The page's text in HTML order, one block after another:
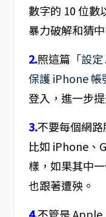
數字的 10 位數
暴力破解和猜中
2.照這篇「設定
保護 iPhone 帳
登入，進一步
3.不要每個網路
比如 iPhone、
樣，如果其中
也跟著遭殃。